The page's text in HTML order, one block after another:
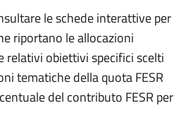
le schede interattive per
riportano le allocazioni
relativi obiettivi specifici scelti
tematiche della quota FESR
del contributo FESR per